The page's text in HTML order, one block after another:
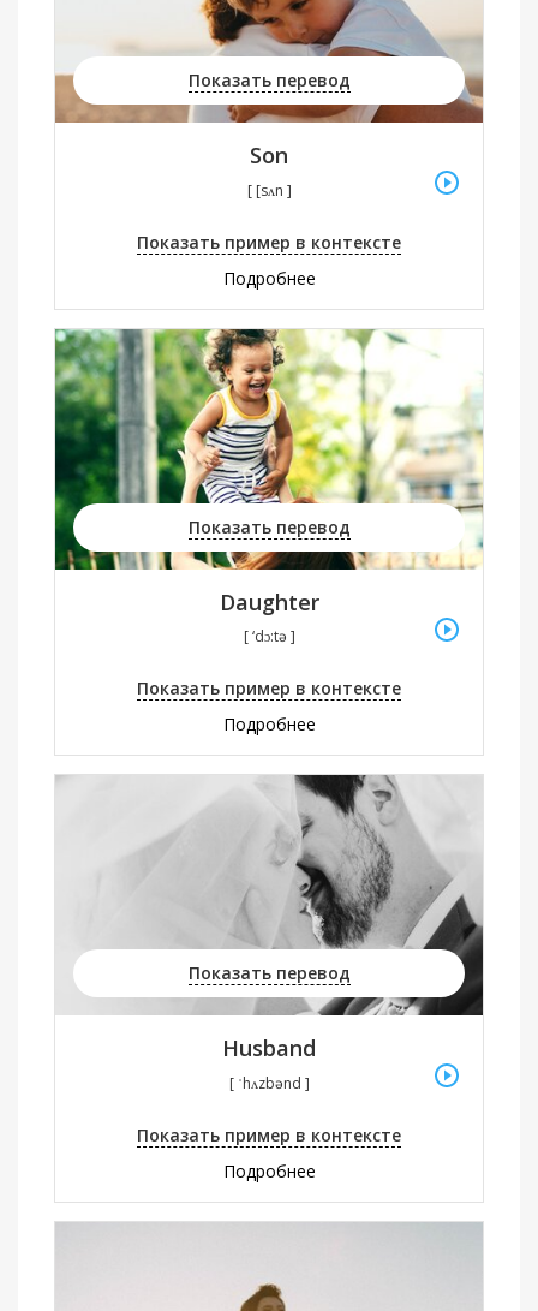
Показать перевод
Son
[ [sʌn ]
Показать пример в контексте
Подробнее
Показать перевод
Daughter
[ ‘dɔ:tə ]
Показать пример в контексте
Подробнее
Показать перевод
Husband
[ ˈhʌzbənd ]
Показать пример в контексте
Подробнее